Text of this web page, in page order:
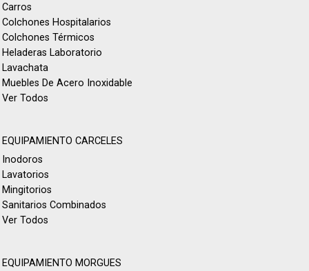
Carros
Colchones Hospitalarios
Colchones Térmicos
Heladeras Laboratorio
Lavachata
Muebles De Acero Inoxidable
Ver Todos
EQUIPAMIENTO CARCELES
Inodoros
Lavatorios
Mingitorios
Sanitarios Combinados
Ver Todos
EQUIPAMIENTO MORGUES